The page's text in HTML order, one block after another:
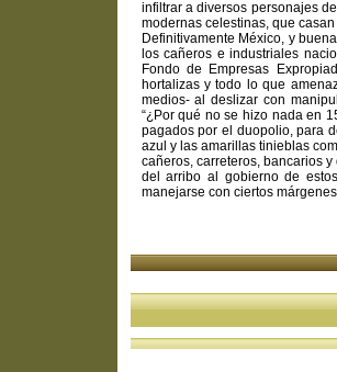
infiltrar a diversos personajes
modernas celestinas, que
Definitivamente México, y
los cañeros e industriales
Fondo de Empresas
hortalizas y todo lo que
medios- al deslizar con
“¿Por qué no se hizo nada en
pagados por el duopolio, para
azul y las amarillas tinieblas
cañeros, carreteros, bancarios
del arribo al gobierno de
manejarse con ciertos